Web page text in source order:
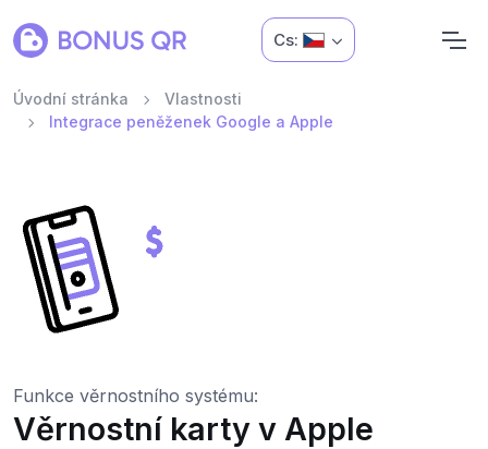
Cs:
Úvodní stránka
Vlastnosti
Integrace peněženek Google a Apple
Funkce věrnostního systému:
Věrnostní karty v Apple